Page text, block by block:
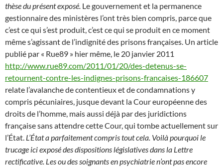
thèse du présent exposé. Le gouvernement et la permanence
gestionnaire des ministères l’ont très bien compris, parce que
c’est ce qui s’est produit, c’est ce qui se produit en ce moment
même s’agissant de l’indignité des prisons françaises. Un article
publié par « Rue89 » hier même, le 20 janvier 2011
http://www.rue89.com/2011/01/20/des-detenus-se-
retournent-contre-les-indignes-prisons-francaises-186607
relate l’avalanche de contentieux et de condamnations y
compris pécuniaires, jusque devant la Cour européenne des
droits de l’homme, mais aussi déjà par des juridictions
française sans attendre cette Cour, qui tombe actuellement sur
l’État. L’État a parfaitement compris tout cela. Voilà pourquoi le
trucage ici exposé des dispositions législatives dans la Lettre
rectificative. Les ou des soignants en psychiatrie n’ont pas encore